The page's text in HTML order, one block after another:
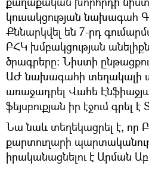
կուսակցության նախագահ
Քննարկվել են 7-րդ
ԲՀԿ խմբակցության
ծրագրերը: Նիստի
ԱԺ նախագահի տեղակալի
առաջադրել Վահե
ֆեյսբուքյան իր էջում գրել է
Նա նաև տեղեկացրել է, որ
քարտուղարի
իրականացնելու է Արման